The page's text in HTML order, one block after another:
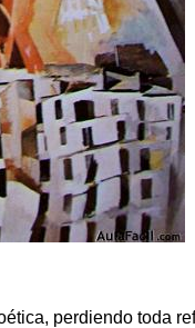
perdiendo toda